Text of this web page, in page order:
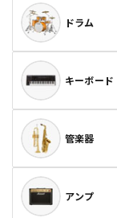
ドラム
キーボード
管楽器
アンプ